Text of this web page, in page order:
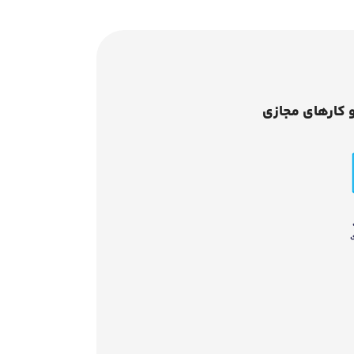
مجازی